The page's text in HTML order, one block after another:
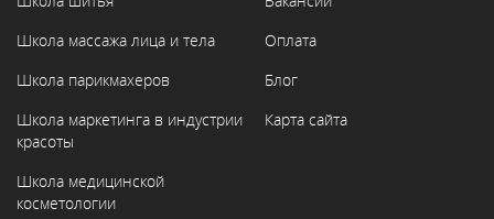
Школа массажа лица и тела
Школа парикмахеров
Школа маркетинга в индустрии
красоты
Школа медицинской
косметологии
Оплата
Блог
Карта сайта